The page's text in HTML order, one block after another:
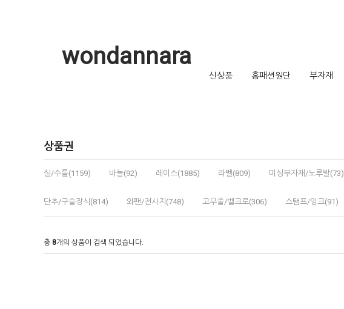
wondannara
신상품 홈패션원단 부자재
상품권
실/수틀(1159) 바늘(92) 레이스(1885) 라벨(809) 미싱부자재/노루발(73)
단추/구슬장식(814) 와팬/전사지(748) 고무줄/벨크로(306) 스탬프/잉크(91)
총 8개의 상품이 검색 되었습니다.